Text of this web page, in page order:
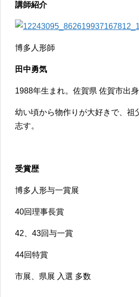
講師紹介
博多人形師
田中勇気
1988年生まれ。佐賀県 佐賀市出
幼い頃から物作りが大好きで、
志す。
受賞歴
博多人形与一賞展
40回理事長賞
42、43回与一賞
44回特賞
市展、県展 入選 多数